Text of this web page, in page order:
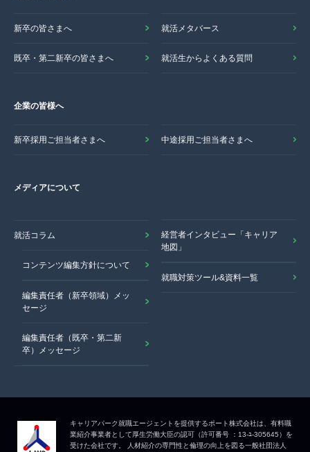
新卒の皆さまへ 就活メタバース
既卒・第二新卒の皆さまへ 就活生からよくある質問
企業の皆様へ
新卒採用ご担当者さまへ 中途採用ご担当者さまへ
メディアについて
就活コラム
コンテンツ編集方針について
編集責任者（新卒領域）メッ
セージ
編集責任者（既卒・第二新
卒）メッセージ
経営者インタビュー「キャリア
地図」
就職対策ツール&資料一覧